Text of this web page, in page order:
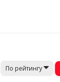
По рейтингу